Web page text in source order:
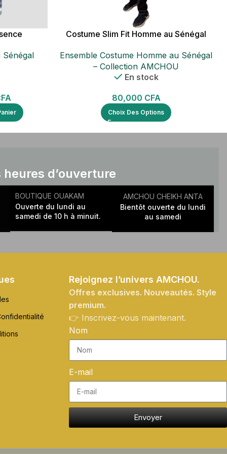
Costume Slim Fit Homme au Sénégal
Ensemble Costume Homme au Sénégal
– Collection AMCHOU
En stock
80,000 CFA
Choix Des Options
heures d’ouverture
BOUTIQUE OUAKAM
Ouverte du lundi au
samedi de 10 h à minuit.
AMCHOU CHEIKH ANTA
Bientôt ouverte du lundi
au samedi
Rejoignez l’univers AMCHOU.
Offres exclusives. Nouveautés. Style
premium.
👉 Inscrivez-vous maintenant.
Nom
E-mail
Envoyer